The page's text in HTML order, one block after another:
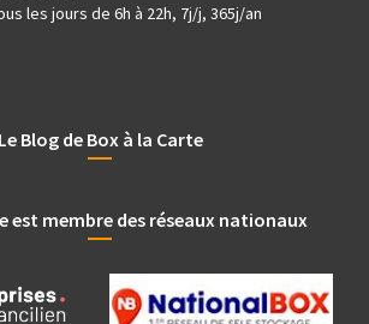
les jours de 6h à 22h, 7j/j, 365j/an
Le Blog de Box à la Carte
est membre des réseaux nationaux